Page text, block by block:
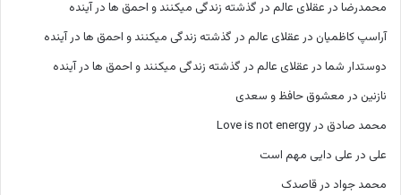
محمدرضا در عقلای عالم در گذشته زندگی میکنند و احمق ها در آینده
آراسپ کاظمیان در عقلای عالم در گذشته زندگی میکنند و احمق ها در آینده
دوستدار شما در عقلای عالم در گذشته زندگی میکنند و احمق ها در آینده
نازنین در معشوق حافظ و سعدی
محمد صادق در Love is not energy
علی در علی دایی مهم است
محمد جواد در قاصدک